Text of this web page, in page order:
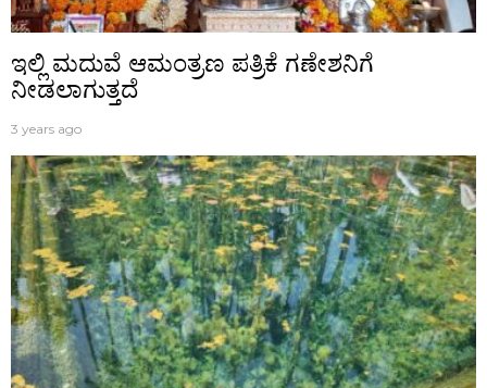
ಇಲ್ಲಿ ಮದುವೆ ಆಮಂತ್ರಣ ಪತ್ರಿಕೆ ಗಣೇಶನಿಗೆ
ನೀಡಲಾಗುತ್ತದೆ
3 years ago